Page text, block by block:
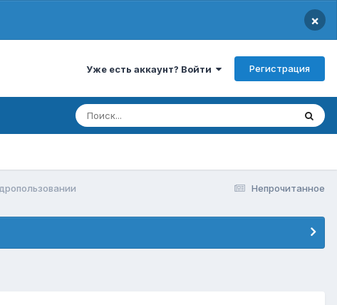
×
Уже есть аккаунт? Войти Регистрация
Непрочитанное